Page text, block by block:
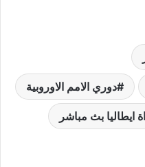
دوري الامم الاوروبية
ايطاليا بث مباشر